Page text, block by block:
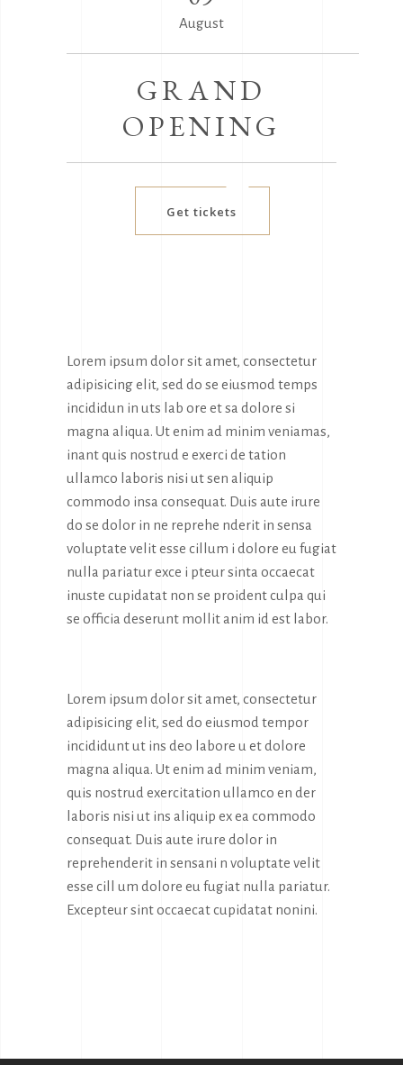
August
GRAND
OPENING
Get tickets
Lorem ipsum dolor sit amet, consectetur
adipisicing elit, sed do se eiusmod temps
incididun in uts lab ore et sa dolore si
magna aliqua. Ut enim ad minim veniamas,
inant quis nostrud e exerci de tation
ullamco laboris nisi ut sen aliquip
commodo insa consequat. Duis aute irure
do se dolor in ne reprehe nderit in sensa
voluptate velit esse cillum i dolore eu fugiat
nulla pariatur exce i pteur sinta occaecat
inuste cupidatat non se proident culpa qui
se officia deserunt mollit anim id est labor.
Lorem ipsum dolor sit amet, consectetur
adipisicing elit, sed do eiusmod tempor
incididunt ut ins deo labore u et dolore
magna aliqua. Ut enim ad minim veniam,
quis nostrud exercitation ullamco en der
laboris nisi ut ins aliquip ex ea commodo
consequat. Duis aute irure dolor in
reprehenderit in sensani n voluptate velit
esse cill um dolore eu fugiat nulla pariatur.
Excepteur sint occaecat cupidatat nonini.